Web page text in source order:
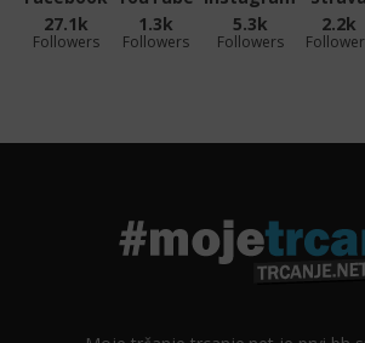
27.1k
Followers
1.3k
Followers
5.3k
Followers
2.2k